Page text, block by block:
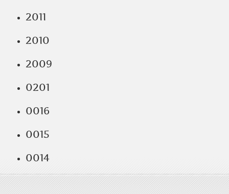
2011
2010
2009
0201
0016
0015
0014